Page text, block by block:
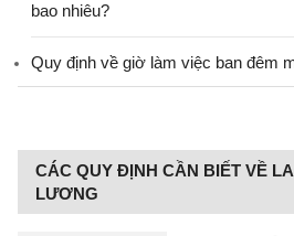
bao nhiêu?
Quy định về giờ làm việc ban đêm
CÁC QUY ĐỊNH CẦN BIẾT VỀ
LƯƠNG